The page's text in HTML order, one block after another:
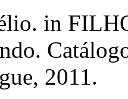
in
2011.